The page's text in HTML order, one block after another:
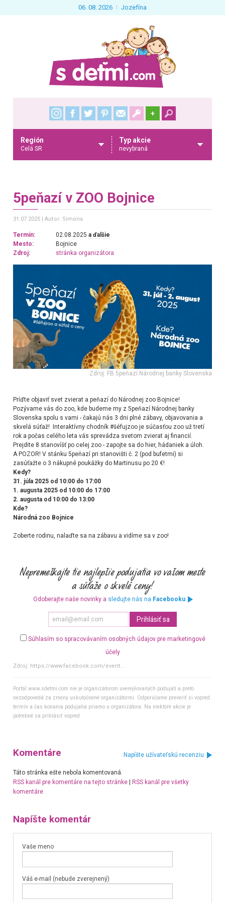
06. 08. 2026 Jozefína
+
Región
Celá SR
Typ akcie
nevybraná
5peňazí v ZOO Bojnice
31.07.2025 Autor: Simona
Termín: 02.08.2025a ďalšie
Mesto:
Bojnice
Zdroj:
stránka organizátora
Zdroj: FB 5peňazí Národnej banky Slovenska
Príďte objaviť svet zvierat a peňazí do Národnej zoo Bojnice!
Pozývame vás do zoo, kde budeme my z 5peňazí Národnej banky
Slovenska spolu s vami - čakajú nás 3 dni plné zábavy, objavovania a
skvelá súťaž! Interaktívny chodník #šéfujzoo je súčasťou zoo už tretí
rok a počas celého leta vás sprevádza svetom zvierat aj financií.
Prejdite 8 stanovíšť po celej zoo - zapojte sa do hier, hádaniek a úloh.
A POZOR! V stánku 5peňazí pri stanovišti č. 2 (pod bufetmi) si
zasúťažte o 3 nákupné poukážky do Martinusu po 20 €!
Kedy?
31. júla 2025 od 10:00 do 17:00
1. augusta 2025 od 10:00 do 17:00
2. augusta od 10:00 do 13:00
Kde?
Národná zoo Bojnice
Zoberte rodinu, nalaďte sa na zábavu a vidíme sa v zoo!
Odoberajte naše novinky a sledujte nás na Facebooku
Súhlasím so spracovávaním osobných údajov pre marketingové
účely
Zdroj: https://www.facebook.com/event...
Portál www.sdetmi.com nie je organizátorom uverejňovaných podujatí a preto
nezodpovedá za zmeny uskutočnené organizátormi. Odporúčame preveriť si vopred
termín a čas konania podujatia priamo u organizátora. Na niektoré akcie je
potrebné sa prihlásiť vopred.
Komentáre Napíšte užívateľskú recenziu
Táto stránka ešte nebola komentovaná.
RSS kanál pre komentáre na tejto stránke|
RSS kanál pre všetky
komentáre
Napíšte komentár
Vaše meno
Váš e-mail (nebude zverejnený)